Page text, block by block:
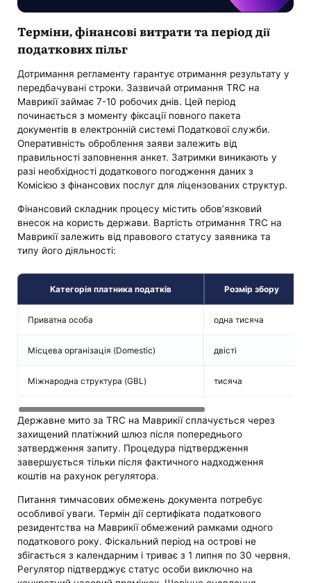
Терміни, фінансові витрати та період дії
податкових пільг
Дотримання регламенту гарантує отримання результату у
передбачувані строки. Зазвичай отримання TRC на
Маврикії займає 7-10 робочих днів. Цей період
починається з моменту фіксації повного пакета
документів в електронній системі Податкової служби.
Оперативність оброблення заяви залежить від
правильності заповнення анкет. Затримки виникають у
разі необхідності додаткового погодження даних з
Комісією з фінансових послуг для ліцензованих структур.
Фінансовий складник процесу містить обов’язковий
внесок на користь держави. Вартість отримання TRC на
Маврикії залежить від правового статусу заявника та
типу його діяльності:
Категорія платника податків Розмір збору
Приватна особа одна тисяча
Місцева організація (Domestic) двісті
Міжнародна структура (GBL) тисяча
Державне мито за TRC на Маврикії сплачується через
захищений платіжний шлюз після попереднього
затвердження запиту. Процедура підтвердження
завершується тільки після фактичного надходження
коштів на рахунок регулятора.
Питання тимчасових обмежень документа потребує
особливої уваги. Термін дії сертифіката податкового
резидентства на Маврикії обмежений рамками одного
податкового року. Фіскальний період на острові не
збігається з календарним і триває з 1 липня по 30 червня.
Регулятор підтверджує статус особи виключно на